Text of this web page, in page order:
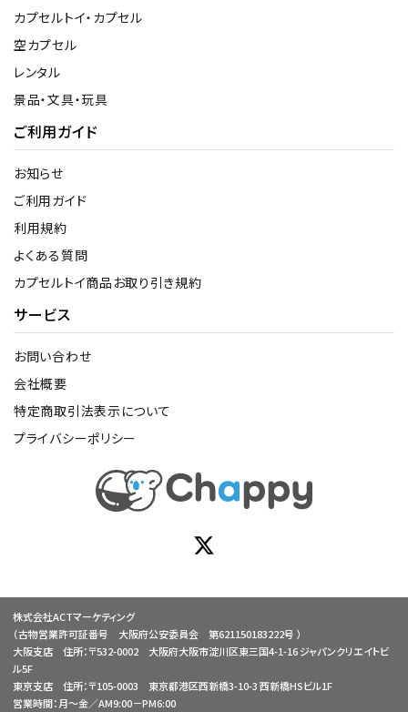
カプセルトイ・カプセル
空カプセル
レンタル
景品・文具・玩具
ご利用ガイド
お知らせ
ご利用ガイド
利用規約
よくある質問
カプセルトイ商品お取り引き規約
サービス
お問い合わせ
会社概要
特定商取引法表示について
プライバシーポリシー
株式会社ACTマーケティング
（古物営業許可証番号 大阪府公安委員会 第621150183222号 ）
大阪支店 住所：〒532-0002 大阪府大阪市淀川区東三国4-1-16 ジャパンクリエイトビ
ル5F
東京支店 住所：〒105-0003 東京都港区西新橋3-10-3 西新橋HSビル1F
営業時間：月～金／AM9:00－PM6:00